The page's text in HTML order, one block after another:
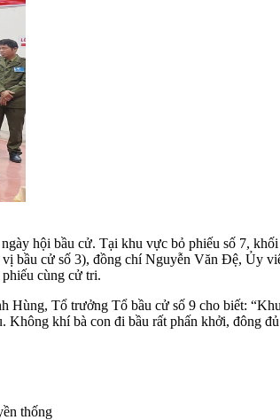
hội bầu cử. Tại khu vực bỏ phiếu số 7,
bầu cử số 3), đồng chí Nguyễn Văn Đệ, Ủy
cùng cử tri.
Tổ trưởng Tổ bầu cử số 9 cho biết:
khí bà con đi bầu rất phấn khởi, đông
thống